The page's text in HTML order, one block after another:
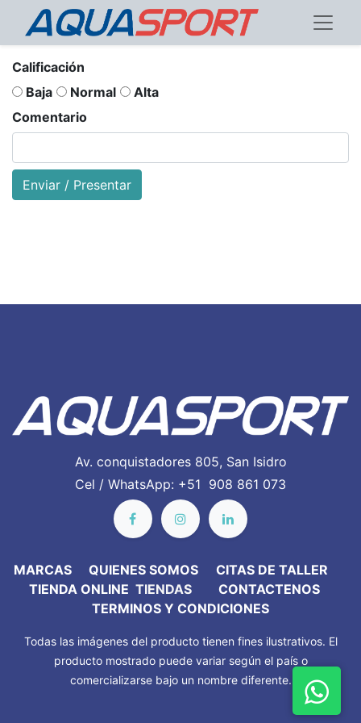
Calificación
Baja
Normal
Alta
Comentario
Enviar / Presentar
Av. conquistadores 805, San Isidro
Cel / WhatsApp: +51 908 861 073
MARC​AS QUIENES SOMOS CITAS DE TALLER
TIENDA ONLINETIENDAS CONTACTENOS
TERMINOS Y CONDICIONES
Todas las imágenes del producto tienen fines ilustrativos. El
producto mostrado puede variar según el país o
comercializarse bajo un nombre diferente.